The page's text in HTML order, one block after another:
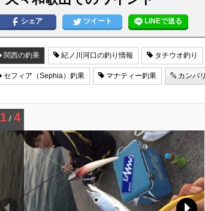
シェア ツイート LINEで送る
関西の釣果 紀ノ川河口の釣り情報 タチウオ釣り
セフィア（Sephia）釣果 マナティー釣果 カンパ
1 / 4